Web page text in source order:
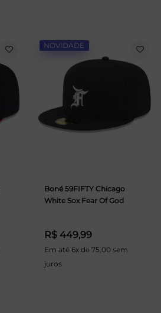
NOVIDADE
Boné 59FIFTY Chicago
White Sox Fear Of God
R$ 449,99
Em até 6x de 75,00 sem
juros